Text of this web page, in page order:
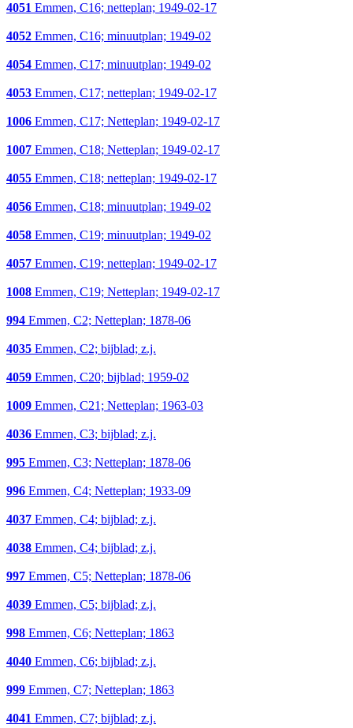
4051 Emmen, C16; netteplan; 1949-02-17
4052 Emmen, C16; minuutplan; 1949-02
4054 Emmen, C17; minuutplan; 1949-02
4053 Emmen, C17; netteplan; 1949-02-17
1006 Emmen, C17; Netteplan; 1949-02-17
1007 Emmen, C18; Netteplan; 1949-02-17
4055 Emmen, C18; netteplan; 1949-02-17
4056 Emmen, C18; minuutplan; 1949-02
4058 Emmen, C19; minuutplan; 1949-02
4057 Emmen, C19; netteplan; 1949-02-17
1008 Emmen, C19; Netteplan; 1949-02-17
994 Emmen, C2; Netteplan; 1878-06
4035 Emmen, C2; bijblad; z.j.
4059 Emmen, C20; bijblad; 1959-02
1009 Emmen, C21; Netteplan; 1963-03
4036 Emmen, C3; bijblad; z.j.
995 Emmen, C3; Netteplan; 1878-06
996 Emmen, C4; Netteplan; 1933-09
4037 Emmen, C4; bijblad; z.j.
4038 Emmen, C4; bijblad; z.j.
997 Emmen, C5; Netteplan; 1878-06
4039 Emmen, C5; bijblad; z.j.
998 Emmen, C6; Netteplan; 1863
4040 Emmen, C6; bijblad; z.j.
999 Emmen, C7; Netteplan; 1863
4041 Emmen, C7; bijblad; z.j.